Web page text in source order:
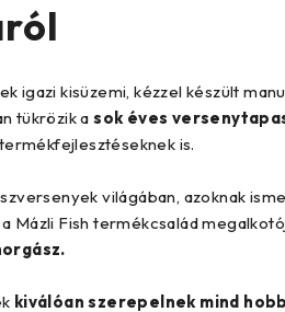
igazi kisüzemi, kézzel készült
tükrözik asok éves
is.
világában, azoknak
Mázli Fish termékcsalád
kiválóan szerepelnek mind